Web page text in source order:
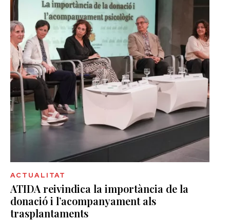
ACTUALITAT
ATIDA reivindica la importància de la
donació i l’acompanyament als
trasplantaments